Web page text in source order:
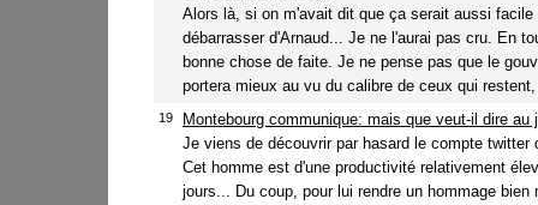
Alors là, si on m'avait dit que ça serait aussi facile
débarrasser d'Arnaud... Je ne l'aurai pas cru. En
bonne chose de faite. Je ne pense pas que le
portera mieux au vu du calibre de ceux qui
19
Montebourg communique: mais que veut-il dire au
Je viens de découvrir par hasard le compte twitter
Cet homme est d'une productivité relativement
jours... Du coup, pour lui rendre un hommage bien